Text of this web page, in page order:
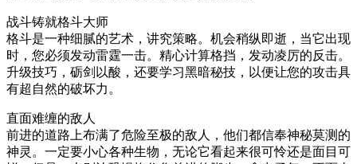
战斗铸就格斗大师
格斗是一种细腻的艺术，讲究策略。机会稍纵即逝，当它出现
时，您必须发动雷霆一击。精心计算格挡，发动凌厉的反击。
升级技巧，砺剑以酸，还要学习黑暗秘技，以便让您的攻击具
有超自然的破坏力。
直面难缠的敌人
前进的道路上布满了危险至极的敌人，他们都信奉神秘莫测的
神灵。一定要小心各种生物，无论它看起来很可怜还是面目可